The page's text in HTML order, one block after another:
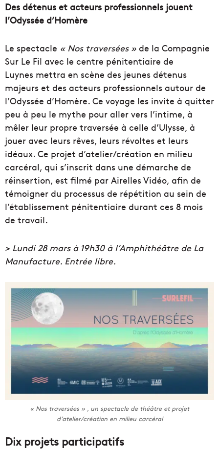
Des détenus et acteurs professionnels jouent
l’Odyssée d’Homère
Le spectacle « Nos traversées » de la Compagnie
Sur Le Fil avec le centre pénitentiaire de
Luynes mettra en scène des jeunes détenus
majeurs et des acteurs professionnels autour de
l’Odyssée d’Homère. Ce voyage les invite à quitter
peu à peu le mythe pour aller vers l’intime, à
mêler leur propre traversée à celle d’Ulysse, à
jouer avec leurs rêves, leurs révoltes et leurs
idéaux. Ce projet d’atelier/création en milieu
carcéral, qui s’inscrit dans une démarche de
réinsertion, est filmé par Airelles Vidéo, afin de
témoigner du processus de répétition au sein de
l’établissement pénitentiaire durant ces 8 mois
de travail.
> Lundi 28 mars à 19h30 à l’Amphithéâtre de La
Manufacture. Entrée libre.
« Nos traversées » , un spectacle de théâtre et projet
d’atelier/création en milieu carcéral
Dix projets participatifs